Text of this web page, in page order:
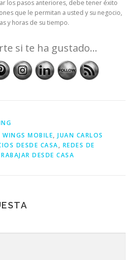
los pasos anteriores, debe tener éxito
que le permitan a usted y su negocio,
y horas de su tiempo.
si te ha gustado...
WINGS MOBILE, JUAN CARLOS
DESDE CASA, REDES DE
DESDE CASA